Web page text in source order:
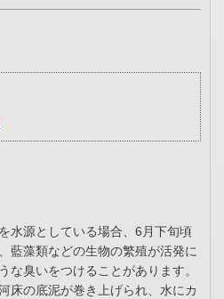
水源としている場合、6月下旬頃
藍藻類などの生物の繁殖が活発に
な臭いをつけることがあります。
床の底泥が巻き上げられ、水にカ